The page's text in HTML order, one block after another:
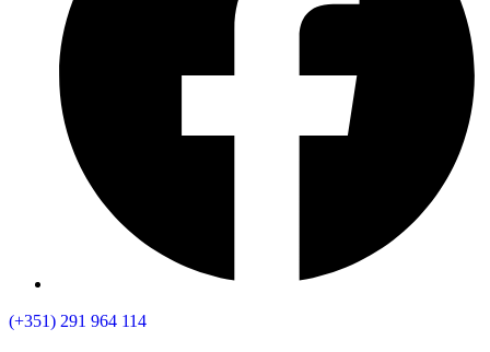
(+351) 291 964 114